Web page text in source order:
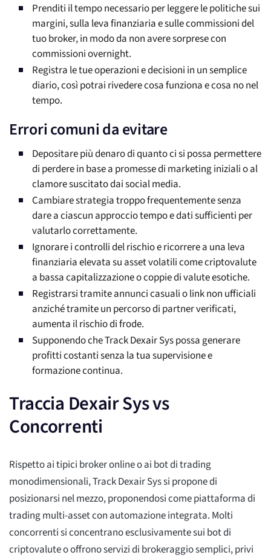
Prenditi il tempo necessario per leggere le politiche sui
margini, sulla leva finanziaria e sulle commissioni del
tuo broker, in modo da non avere sorprese con
commissioni overnight.
Registra le tue operazioni e decisioni in un semplice
diario, così potrai rivedere cosa funziona e cosa no nel
tempo.
Errori comuni da evitare
Depositare più denaro di quanto ci si possa permettere
di perdere in base a promesse di marketing iniziali o al
clamore suscitato dai social media.
Cambiare strategia troppo frequentemente senza
dare a ciascun approccio tempo e dati sufficienti per
valutarlo correttamente.
Ignorare i controlli del rischio e ricorrere a una leva
finanziaria elevata su asset volatili come criptovalute
a bassa capitalizzazione o coppie di valute esotiche.
Registrarsi tramite annunci casuali o link non ufficiali
anziché tramite un percorso di partner verificati,
aumenta il rischio di frode.
Supponendo che Track Dexair Sys possa generare
profitti costanti senza la tua supervisione e
formazione continua.
Traccia Dexair Sys vs
Concorrenti
Rispetto ai tipici broker online o ai bot di trading
monodimensionali, Track Dexair Sys si propone di
posizionarsi nel mezzo, proponendosi come piattaforma di
trading multi-asset con automazione integrata. Molti
concorrenti si concentrano esclusivamente sui bot di
criptovalute o offrono servizi di brokeraggio semplici, privi